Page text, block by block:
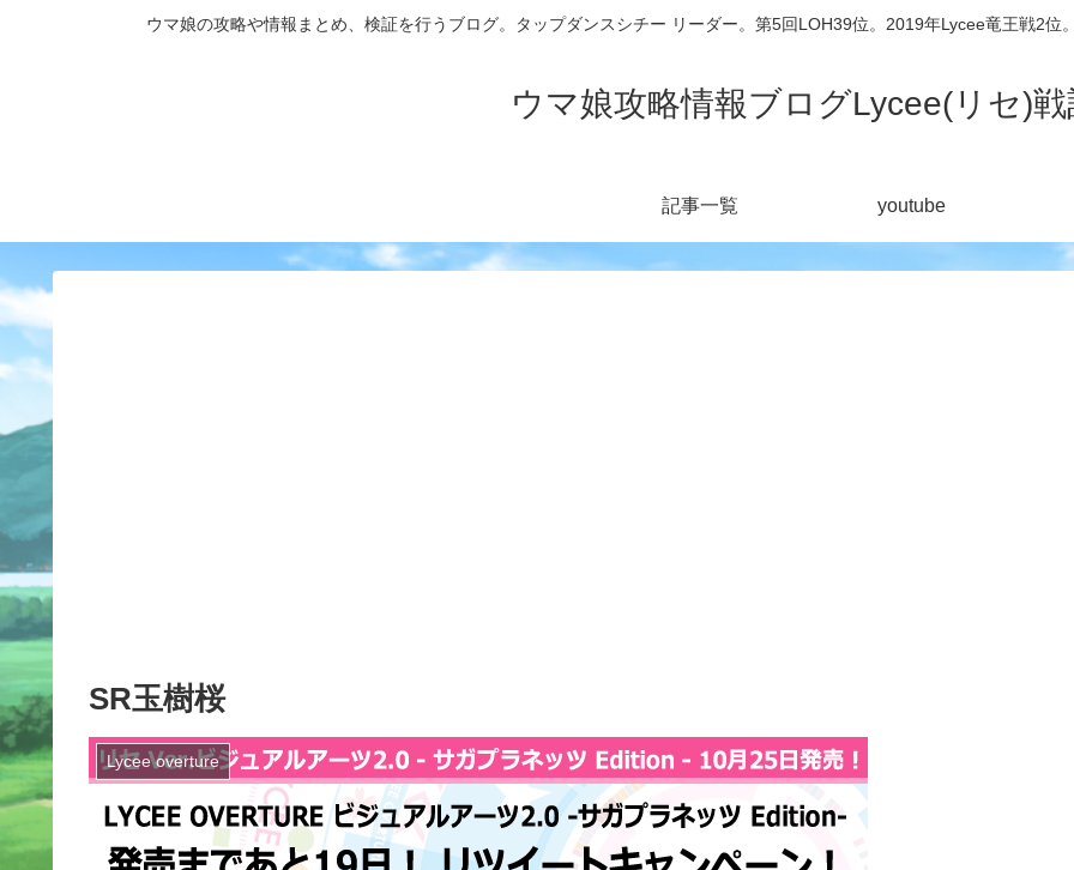
ウマ娘の攻略や情報まとめ、検証を行うブログ。タップダンスシチー リーダー。第5回LOH39位。2019年Lycee竜王戦2
ウマ娘攻略情報ブログLycee(リセ)戦
記事一覧 youtube
SR玉樹桜
Lycee overture